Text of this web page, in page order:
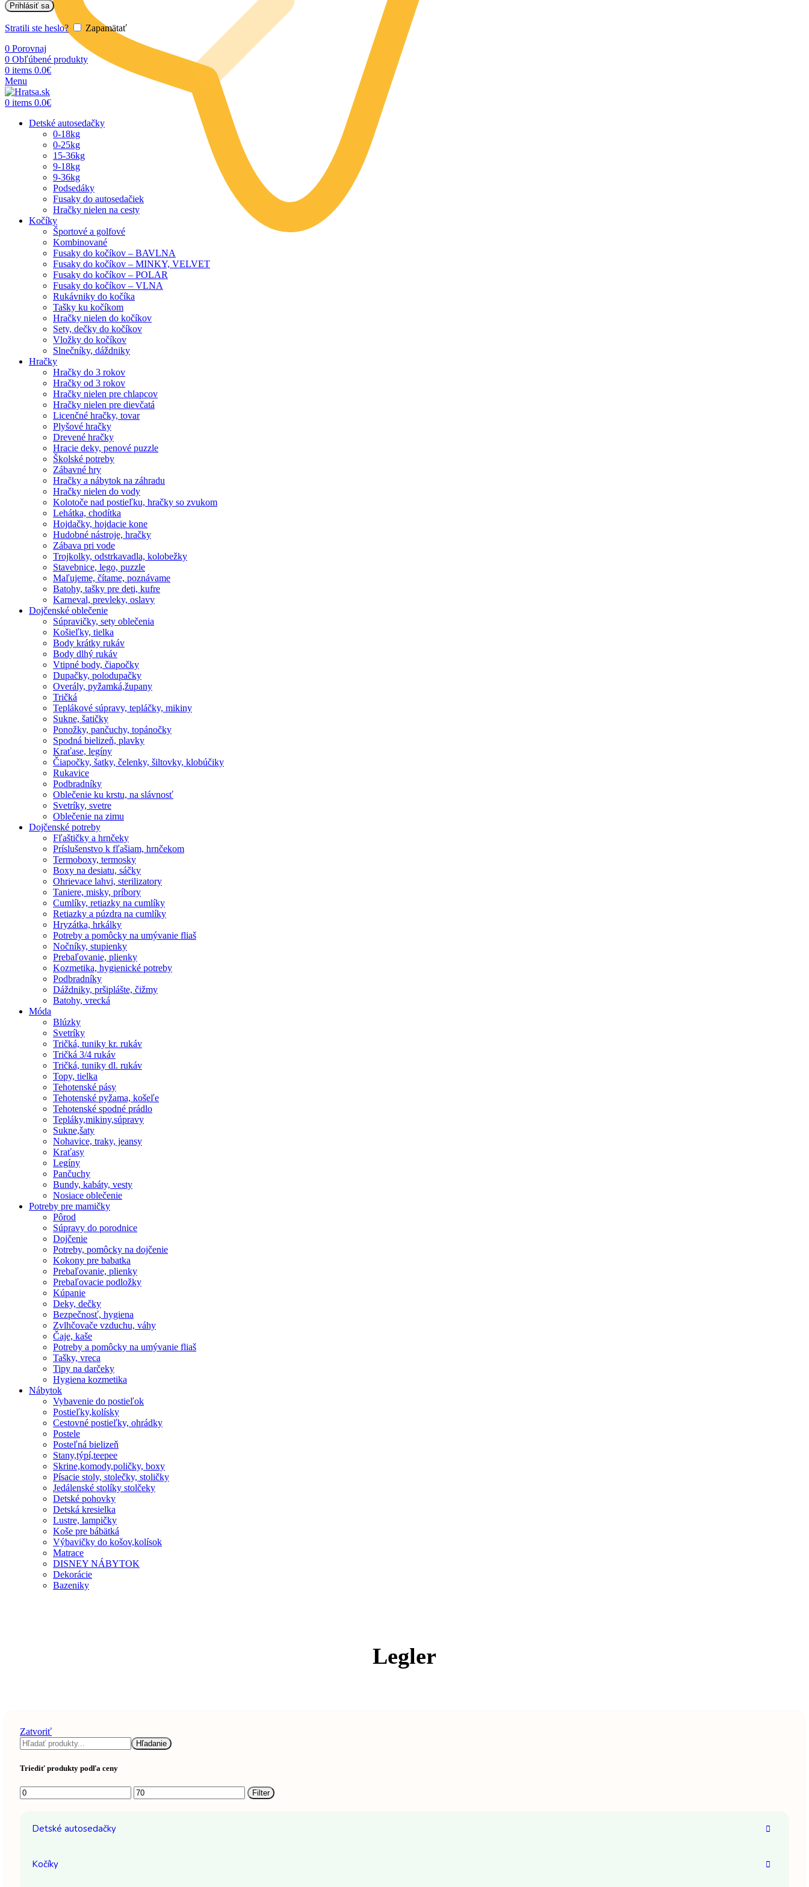
Prihlásiť sa
Stratili ste heslo?
Zapamätať
0 Porovnaj
0 Obľúbené produkty
0 items 0.0€
Menu
0 items 0.0€
Detské autosedačky
0-18kg
0-25kg
15-36kg
9-18kg
9-36kg
Podsedáky
Fusaky do autosedačiek
Hračky nielen na cesty
Kočíky
Športové a golfové
Kombinované
Fusaky do kočíkov – BAVLNA
Fusaky do kočíkov – MINKY, VELVET
Fusaky do kočíkov – POLAR
Fusaky do kočíkov – VLNA
Rukávniky do kočíka
Tašky ku kočíkom
Hračky nielen do kočíkov
Sety, dečky do kočíkov
Vložky do kočíkov
Slnečníky, dáždniky
Hračky
Hračky do 3 rokov
Hračky od 3 rokov
Hračky nielen pre chlapcov
Hračky nielen pre dievčatá
Licenčné hračky, tovar
Plyšové hračky
Drevené hračky
Hracie deky, penové puzzle
Školské potreby
Zábavné hry
Hračky a nábytok na záhradu
Hračky nielen do vody
Kolotoče nad postieľku, hračky so zvukom
Lehátka, chodítka
Hojdačky, hojdacie kone
Hudobné nástroje, hračky
Zábava pri vode
Trojkolky, odstrkavadla, kolobežky
Stavebnice, lego, puzzle
Maľujeme, čítame, poznávame
Batohy, tašky pre deti, kufre
Karneval, prevleky, oslavy
Dojčenské oblečenie
Súpravičky, sety oblečenia
Košieľky, tielka
Body krátky rukáv
Body dlhý rukáv
Vtipné body, čiapočky
Dupačky, polodupačky
Overály, pyžamká,župany
Tričká
Teplákové súpravy, tepláčky, mikiny
Sukne, šatičky
Ponožky, pančuchy, topánočky
Spodná bielizeň, plavky
Kraťase, legíny
Čiapočky, šatky, čelenky, šiltovky, klobúčiky
Rukavice
Podbradníky
Oblečenie ku krstu, na slávnosť
Svetríky, svetre
Oblečenie na zimu
Dojčenské potreby
Fľaštičky a hrnčeky
Príslušenstvo k fľašiam, hrnčekom
Termoboxy, termosky
Boxy na desiatu, sáčky
Ohrievace lahvi, sterilizatory
Taniere, misky, príbory
Cumlíky, retiazky na cumlíky
Retiazky a púzdra na cumlíky
Hryzátka, hrkálky
Potreby a pomôcky na umývanie fliaš
Nočníky, stupienky
Prebaľovanie, plienky
Kozmetika, hygienické potreby
Podbradníky
Dáždniky, pršiplášte, čižmy
Batohy, vrecká
Móda
Blúzky
Svetríky
Tričká, tuniky kr. rukáv
Tričká 3/4 rukáv
Tričká, tuniky dl. rukáv
Topy, tielka
Tehotenské pásy
Tehotenské pyžama, košeľe
Tehotenské spodné prádlo
Tepláky,mikiny,súpravy
Sukne,šaty
Nohavice, traky, jeansy
Kraťasy
Legíny
Pančuchy
Bundy, kabáty, vesty
Nosiace oblečenie
Potreby pre mamičky
Pôrod
Súpravy do porodnice
Dojčenie
Potreby, pomôcky na dojčenie
Kokony pre babatka
Prebaľovanie, plienky
Prebaľovacie podložky
Kúpanie
Deky, dečky
Bezpečnosť, hygiena
Zvlhčovače vzduchu, váhy
Čaje, kaše
Potreby a pomôcky na umývanie fliaš
Tašky, vreca
Tipy na darčeky
Hygiena kozmetika
Nábytok
Vybavenie do postieľok
Postieľky,kolísky
Cestovné postieľky, ohrádky
Postele
Posteľná bielizeň
Stany,týpí,teepee
Skrine,komody,poličky, boxy
Písacie stoly, stolečky, stoličky
Jedálenské stolíky stolčeky
Detské pohovky
Detská kresielka
Lustre, lampičky
Koše pre bábätká
Výbavičky do košov,kolísok
Matrace
DISNEY NÁBYTOK
Dekorácie
Bazeniky
Legler
Zatvoriť
Hľadať
Hľadanie
Triediť produkty podľa ceny
Minimálna
cena
Maximálna
cena
Filter
Detské autosedačky
Kočíky